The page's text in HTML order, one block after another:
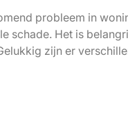
probleem in
schade. Het is
zijn er